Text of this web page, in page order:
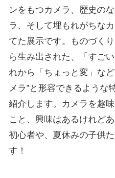
ンをもつカメラ、歴史の
ラ、そして埋もれがちな
てた展示です。ものづく
ら生み出された、「すご
れから「ちょっと変」な
メラ”と形容できるような
紹介します。カメラを趣
こと、興味はあるけれど
初心者や、夏休みの子供
す！